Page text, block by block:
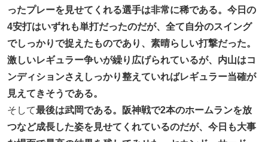
ったプレーを見せてくれる選手は非常に稀である。今日の
4安打はいずれも単打だったのだが、全て自分のスイング
でしっかりで捉えたものであり、素晴らしい打撃だった。
激しいレギュラー争いが繰り広げられているが、内山はコ
ンディションさえしっかり整えていればレギュラー当確が
見えてきそうである。
そして最後は武岡である。阪神戦で2本のホームランを放
つなど成長した姿を見せてくれているのだが、今日も大事